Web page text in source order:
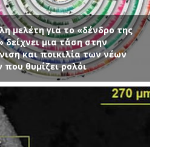
μελέτη για το «δένδρο της
δείχνει μια τάση στην
και ποικιλία των νέων
που θυμίζει ρολόι